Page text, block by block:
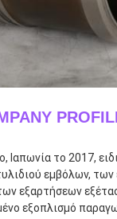
Ιαπωνία το 2017,
εμβόλων,
εξαρτήσεων
εξοπλισμό